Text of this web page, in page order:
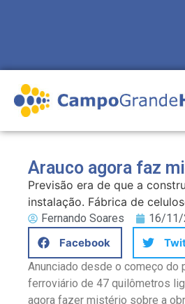
Arauco agora faz
Previsão era de que a
instalação. Fábrica de
Fernando Soares
16/11/
Facebook
Anunciado desde o começo do
ferroviário de 47 quilômetros
agora fazer mistério sobre a